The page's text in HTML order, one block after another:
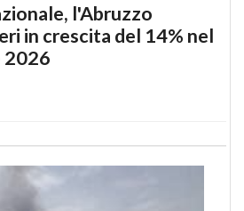
l'Abruzzo
in crescita del 14% nel
2026